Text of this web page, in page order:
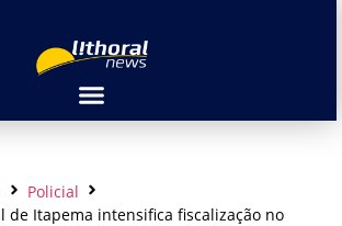
Policial
de Itapema intensifica fiscalização no